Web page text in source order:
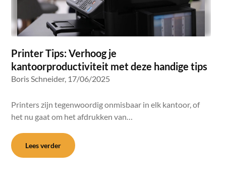
Printer Tips: Verhoog je
kantoorproductiviteit met deze handige tips
Boris Schneider, 17/06/2025
Printers zijn tegenwoordig onmisbaar in elk kantoor, of
het nu gaat om het afdrukken van…
Lees verder